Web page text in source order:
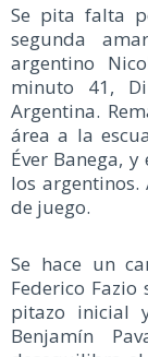
Se pita falta
segunda
argentino
minuto 41,
Argentina.
área a la
Éver Banega,
los
de juego.
Se hace un
Federico
pitazo inicial
Benjamín